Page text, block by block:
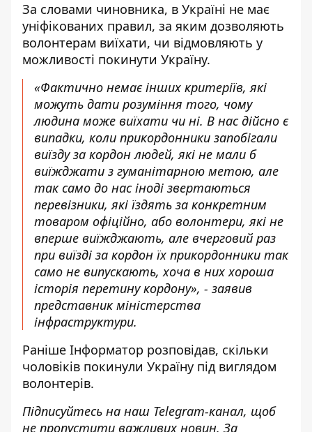
За словами чиновника, в Україні не має
уніфікованих правил, за яким дозволяють
волонтерам виїхати, чи відмовляють у
можливості покинути Україну.
«Фактично немає інших критеріїв, які
можуть дати розуміння того, чому
людина може виїхати чи ні. В нас дійсно є
випадки, коли прикордонники запобігали
виїзду за кордон людей, які не мали б
виїжджати з гуманітарною метою, але
так само до нас іноді звертаються
перевізники, які їздять за конкретним
товаром офіційно, або волонтери, які не
вперше виїжджають, але вчерговий раз
при виїзді за кордон їх прикордонники так
само не випускають, хоча в них хороша
історія перетину кордону», - заявив
представник міністерства
інфраструктури.
Раніше Інформатор розповідав, скільки
чоловіків покинули Україну під виглядом
волонтерів.
Підписуйтесь на наш Telegram-канал, щоб
не пропустити важливих новин. За